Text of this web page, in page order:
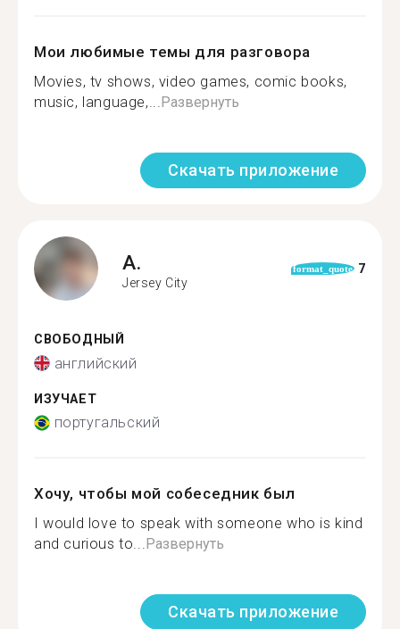
Мои любимые темы для разговора
Movies, tv shows, video games, comic books,
music, language,...Развернуть
Скачать приложение
A.
Jersey City
format_quote 7
СВОБОДНЫЙ
английский
ИЗУЧАЕТ
португальский
Хочу, чтобы мой собеседник был
I would love to speak with someone who is kind
and curious to...Развернуть
Скачать приложение